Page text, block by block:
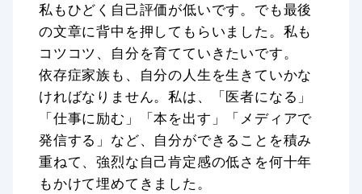
私もひどく自己評価が低いです。でも最後
の文章に背中を押してもらいました。私も
コツコツ、自分を育てていきたいです。
依存症家族も、自分の人生を生きていかな
ければなりません。私は、「医者になる」
「仕事に励む」「本を出す」「メディアで
発信する」など、自分ができることを積み
重ねて、強烈な自己肯定感の低さを何十年
もかけて埋めてきました。